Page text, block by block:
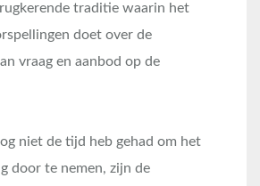
traditie waarin het
doet over de
vraag en aanbod op de
niet de tijd heb gehad om het
door te nemen, zijn de